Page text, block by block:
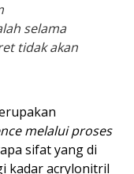
selama
tidak akan
melalui proses
sifat yang di
kadar acrylonitril